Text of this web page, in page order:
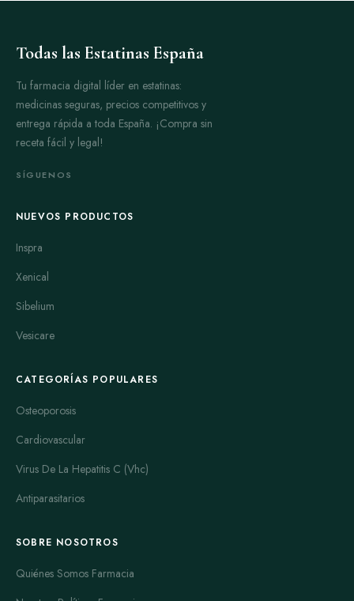
Todas las Estatinas España
Tu farmacia digital líder en estatinas:
medicinas seguras, precios competitivos y
entrega rápida a toda España. ¡Compra sin
receta fácil y legal!
SÍGUENOS
NUEVOS PRODUCTOS
Inspra
Xenical
Sibelium
Vesicare
CATEGORÍAS POPULARES
Osteoporosis
Cardiovascular
Virus De La Hepatitis C (Vhc)
Antiparasitarios
SOBRE NOSOTROS
Quiénes Somos Farmacia